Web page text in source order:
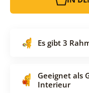
Es gibt 3
Geeignet als
Interieur